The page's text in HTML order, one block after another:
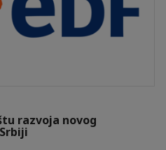
razvoja novog